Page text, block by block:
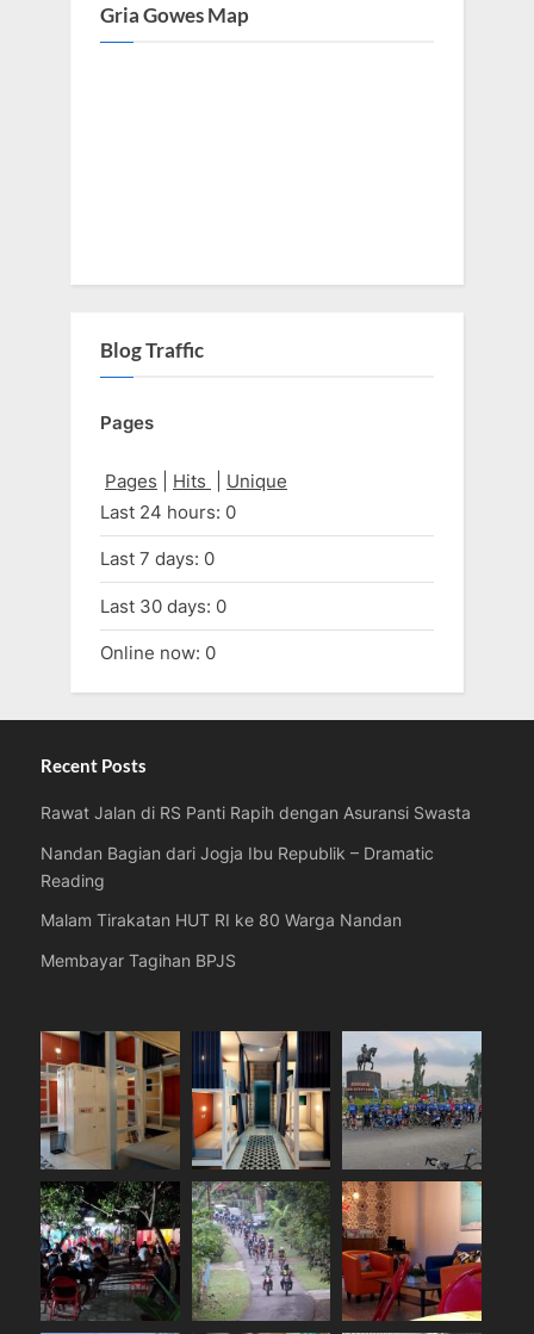
Gria Gowes Map
Blog Traffic
Pages
Pages Hits
Unique
Last 24 hours: 0
Last 7 days: 0
Last 30 days: 0
Online now: 0
Recent Posts
Rawat Jalan di RS Panti Rapih dengan Asuransi Swasta
Nandan Bagian dari Jogja Ibu Republik – Dramatic
Reading
Malam Tirakatan HUT RI ke 80 Warga Nandan
Membayar Tagihan BPJS